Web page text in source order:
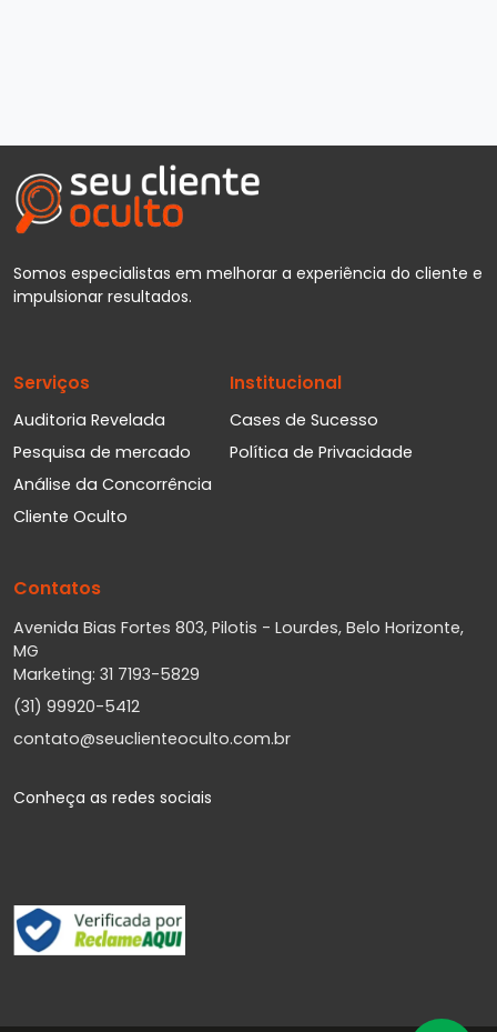
Somos especialistas em melhorar a experiência do cliente e
impulsionar resultados.
Serviços
Auditoria Revelada
Pesquisa de mercado
Análise da Concorrência
Cliente Oculto
Institucional
Cases de Sucesso
Política de Privacidade
Contatos
Avenida Bias Fortes 803, Pilotis - Lourdes, Belo Horizonte,
MG
Marketing: 31 7193-5829
(31) 99920-5412
contato@seuclienteoculto.com.br
Conheça as redes sociais